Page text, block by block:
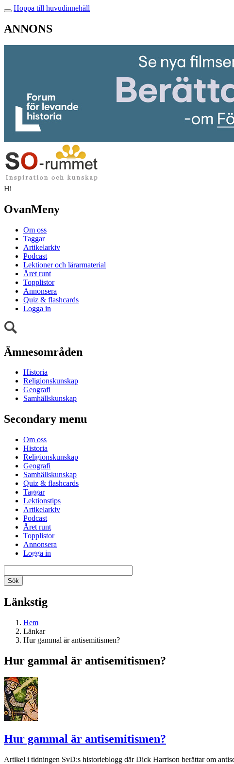
Hoppa till huvudinnehåll
ANNONS
Hi
OvanMeny
Om oss
Taggar
Artikelarkiv
Podcast
Lektioner och lärarmaterial
Året runt
Topplistor
Annonsera
Quiz & flashcards
Logga in
Ämnesområden
Historia
Religionskunskap
Geografi
Samhällskunskap
Secondary menu
Om oss
Historia
Religionskunskap
Geografi
Samhällskunskap
Quiz & flashcards
Taggar
Lektionstips
Artikelarkiv
Podcast
Året runt
Topplistor
Annonsera
Logga in
Länkstig
Hem
Länkar
Hur gammal är antisemitismen?
Hur gammal är antisemitismen?
Hur gammal är antisemitismen?
Artikel i tidningen SvD:s historieblogg där Dick Harrison berättar om